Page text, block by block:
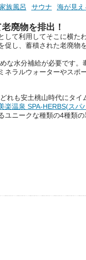
族風呂 サウナ 海が見え
廃物を排出！
して利用してそこに横た
促し、蓄積された老廃物
な水分補給が必要です
ネラルウォーターやスポ
れも安土桃山時代にタイ
楽温泉 SPA-HERBS(スパ
ニークな種類の4種類の